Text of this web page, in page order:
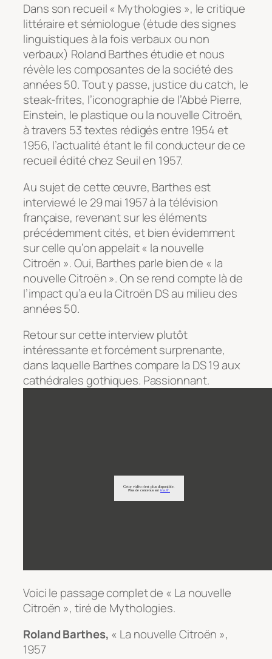
Dans son recueil « Mythologies », le critique
littéraire et sémiologue (étude des signes
linguistiques à la fois verbaux ou non
verbaux) Roland Barthes étudie et nous
révèle les composantes de la société des
années 50. Tout y passe, justice du catch, le
steak-frites, l’iconographie de l’Abbé Pierre,
Einstein, le plastique ou la nouvelle Citroën,
à travers 53 textes rédigés entre 1954 et
1956, l’actualité étant le fil conducteur de ce
recueil édité chez Seuil en 1957.
Au sujet de cette œuvre, Barthes est
interviewé le 29 mai 1957 à la télévision
française, revenant sur les éléments
précédemment cités, et bien évidemment
sur celle qu’on appelait « la nouvelle
Citroën ». Oui, Barthes parle bien de « la
nouvelle Citroën ». On se rend compte là de
l’impact qu’a eu la Citroën DS au milieu des
années 50.
Retour sur cette interview plutôt
intéressante et forcément surprenante,
dans laquelle Barthes compare la DS 19 aux
cathédrales gothiques. Passionnant.
Voici le passage complet de « La nouvelle
Citroën », tiré de Mythologies.
Roland Barthes, « La nouvelle Citroën »,
1957